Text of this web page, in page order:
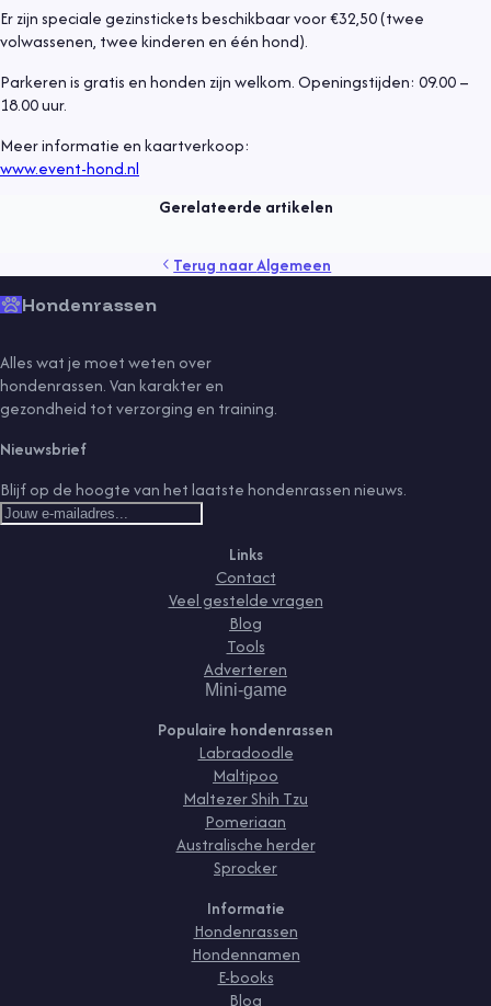
Er zijn speciale gezinstickets beschikbaar voor €32,50 (twee
volwassenen, twee kinderen en één hond).
Parkeren is gratis en honden zijn welkom. Openingstijden: 09.00 –
18.00 uur.
Meer informatie en kaartverkoop:
www.event-hond.nl
Gerelateerde artikelen
vaccinatiesverzorgingvlooien
Algemeen
Een hond adopteren
Terug naarAlgemeen
Hondenrassen
Alles wat je moet weten over
hondenrassen. Van karakter en
gezondheid tot verzorging en training.
Nieuwsbrief
Blijf op de hoogte van het laatste hondenrassen nieuws.
Links
Contact
Veel gestelde vragen
Blog
Tools
Adverteren
Mini-game
Populaire hondenrassen
Labradoodle
Maltipoo
Maltezer Shih Tzu
Pomeriaan
Australische herder
Sprocker
Informatie
Hondenrassen
Hondennamen
E-books
Blog